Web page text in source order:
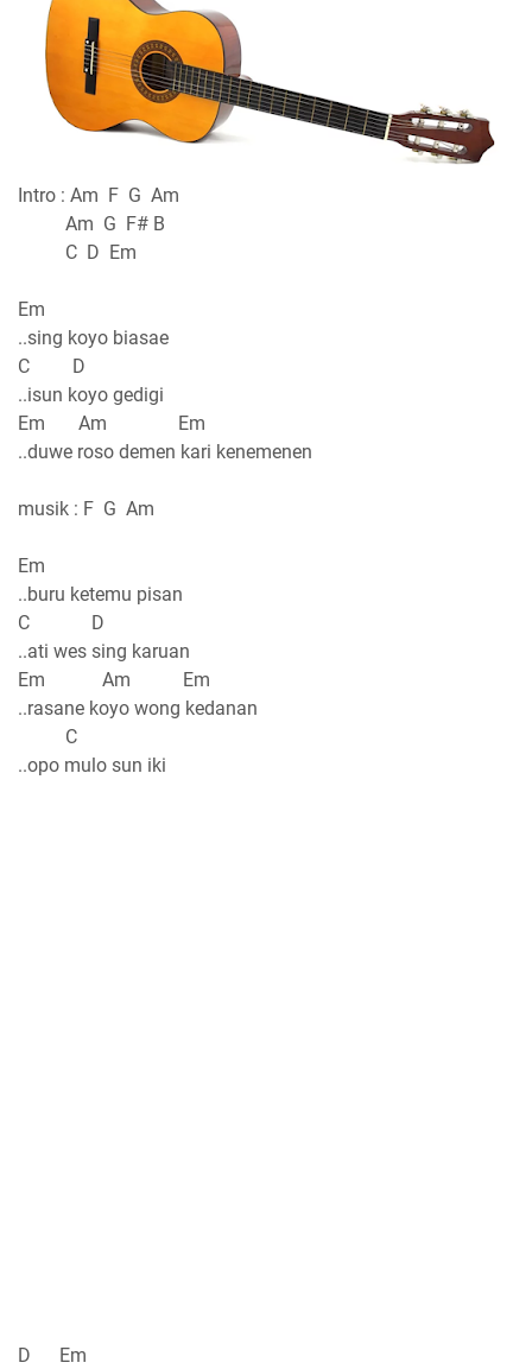
Intro : Am F G Am
Am G F# B
C D Em
Em
..sing koyo biasae
C D
..isun koyo gedigi
Em Am Em
..duwe roso demen kari kenemenen
musik : F G Am
Em
..buru ketemu pisan
C D
..ati wes sing karuan
Em Am Em
..rasane koyo wong kedanan
C
..opo mulo sun iki
D Em